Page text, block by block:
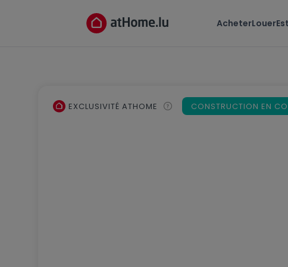
AcheterLouer
EXCLUSIVITÉ ATHOME CONSTRUCTION EN